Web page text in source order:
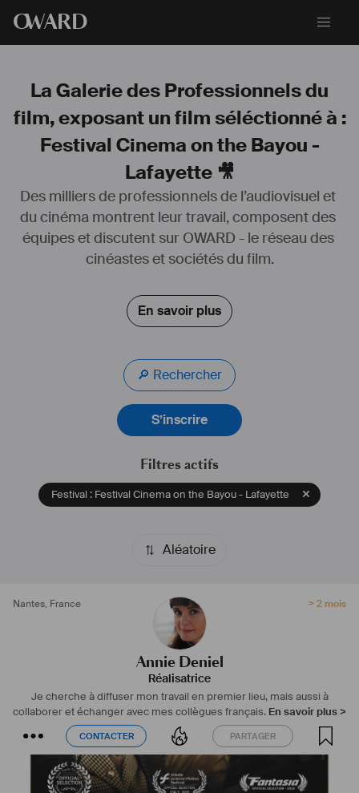
OWARD
La Galerie des Professionnels du
film, exposant un film séléctionné à :
Festival Cinema on the Bayou -
Lafayette 🎥
Des milliers de professionnels de l’audiovisuel et
du cinéma montrent leur travail, composent des
équipes et discutent sur OWARD - le réseau des
cinéastes et sociétés du film.
En savoir plus
🔎 Rechercher
S’inscrire
Filtres actifs
Festival : Festival Cinema on the Bayou - Lafayette
Aléatoire
Nantes, France > 2 mois
Annie Deniel
Réalisatrice
Je cherche à diffuser mon travail en premier lieu, mais aussi à
collaborer et échanger avec mes collègues français. En savoir plus >
Annie Deniel est monteuse et réalisatrice. Après des études en
cinéma et en psychologie, elle signe depuis plusieurs années, le
montage de documentaires indépendants, de fictions et de
du côté de la réalisation, avec quelques oeuvres allant du format
court, au long-métrage documentaire, explorant des registres variés
tel le que le cinéma direct, la fiction et l’essai. Ses films ont été
sont la communauté, notre rapport à la technologie et l’histoire.
Actuellement, elle travaille sur un nouveau court-métrage de fiction.
https://anniedeniel.com
monteuse#film#documentaire
CONTACTER PARTAGER
CONTACTER PARTAGER